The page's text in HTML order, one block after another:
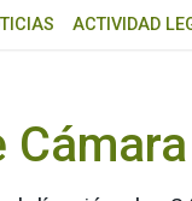
ACTIVIDAD